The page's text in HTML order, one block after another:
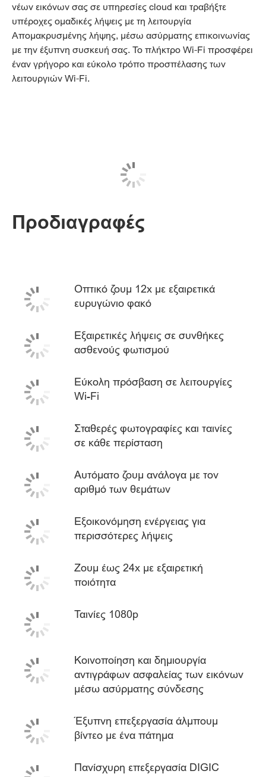
νέων εικόνων σας σε υπηρεσίες cloud και τραβήξτε
υπέροχες ομαδικές λήψεις με τη λειτουργία
Απομακρυσμένης λήψης, μέσω ασύρματης επικοινωνίας
με την έξυπνη συσκευή σας. Το πλήκτρο Wi-Fi προσφέρει
έναν γρήγορο και εύκολο τρόπο προσπέλασης των
λειτουργιών Wi-Fi.
Προδιαγραφές
Οπτικό ζουμ 12x με εξαιρετικά
ευρυγώνιο φακό
Εξαιρετικές λήψεις σε συνθήκες
ασθενούς φωτισμού
Εύκολη πρόσβαση σε λειτουργίες
Wi-Fi
Σταθερές φωτογραφίες και ταινίες
σε κάθε περίσταση
Αυτόματο ζουμ ανάλογα με τον
αριθμό των θεμάτων
Εξοικονόμηση ενέργειας για
περισσότερες λήψεις
Ζουμ έως 24x με εξαιρετική
ποιότητα
Ταινίες 1080p
Κοινοποίηση και δημιουργία
αντιγράφων ασφαλείας των εικόνων
μέσω ασύρματης σύνδεσης
Έξυπνη επεξεργασία άλμπουμ
βίντεο με ένα πάτημα
Πανίσχυρη επεξεργασία DIGIC